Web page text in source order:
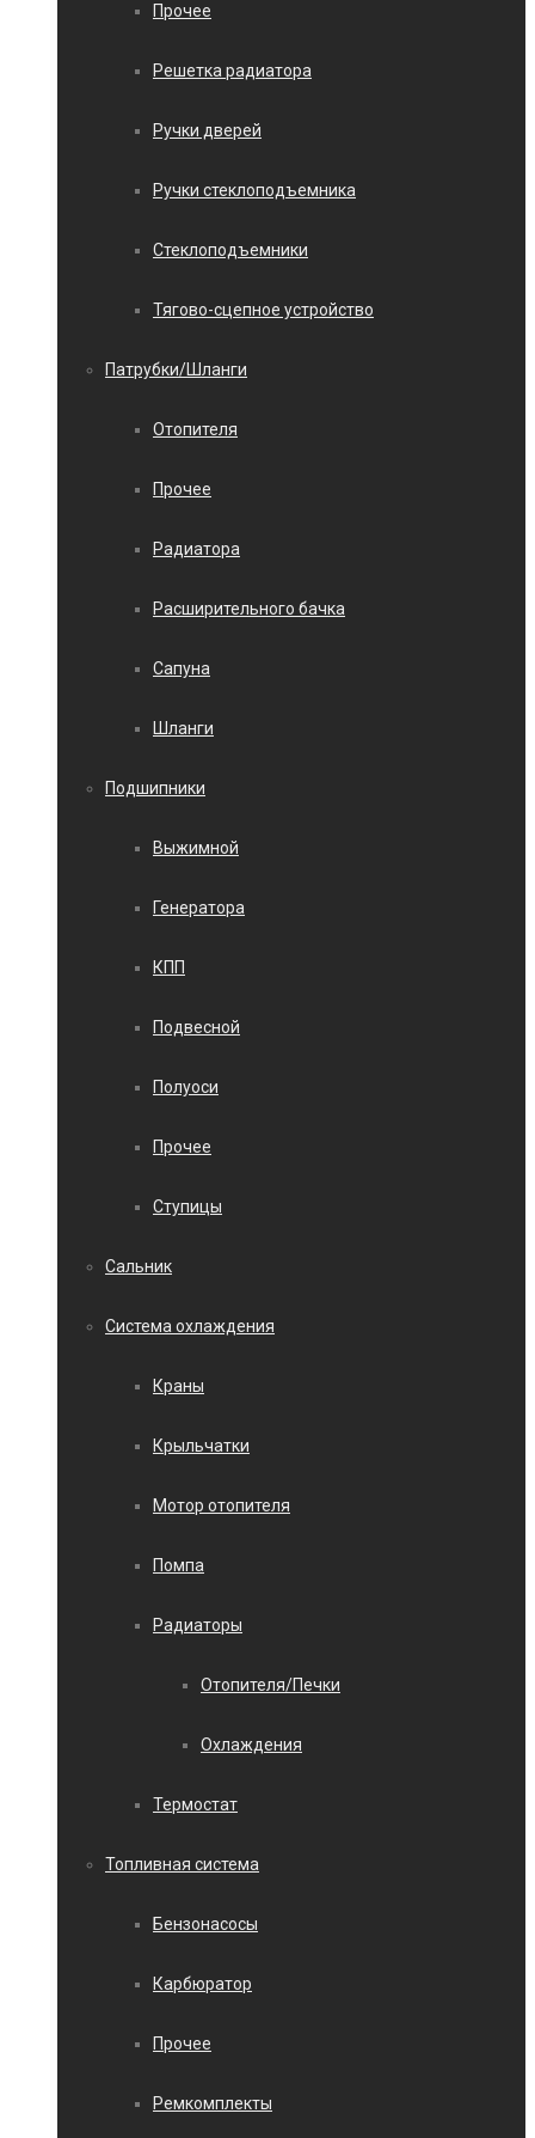
Прочее
Решетка радиатора
Ручки дверей
Ручки стеклоподъемника
Стеклоподъемники
Тягово-сцепное устройство
Патрубки/Шланги
Отопителя
Прочее
Радиатора
Расширительного бачка
Сапуна
Шланги
Подшипники
Выжимной
Генератора
КПП
Подвесной
Полуоси
Прочее
Ступицы
Сальник
Система охлаждения
Краны
Крыльчатки
Мотор отопителя
Помпа
Радиаторы
Отопителя/Печки
Охлаждения
Термостат
Топливная система
Бензонасосы
Карбюратор
Прочее
Ремкомплекты